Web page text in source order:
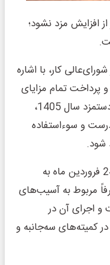
افزایش مزد نشود؛
کار، با اشاره
پرداخت تمام مزایای
شغلی گفت: ابهامات بند 8بخشنامه دستمزد سال 1405،
و سوءاستفاده
شود.
وی گفت: بند 8 بخشنامه مزدی که 24 فروردین ماه به
مربوط به آسیب‌های
اجرای آن در
کمیته‌های سه‌جانبه و